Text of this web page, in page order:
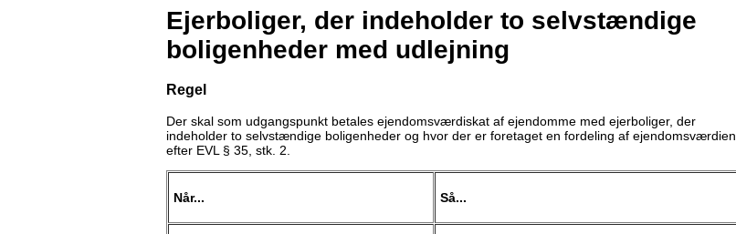
Ejerboliger, der indeholder to selvstændige
boligenheder med udlejning
Regel
Der skal som udgangspunkt betales ejendomsværdiskat af ejendomme med ejerboliger, der
indeholder to selvstændige boligenheder og hvor der er foretaget en fordeling af ejendomsværdien
efter EVL § 35, stk. 2.
Når... Så...